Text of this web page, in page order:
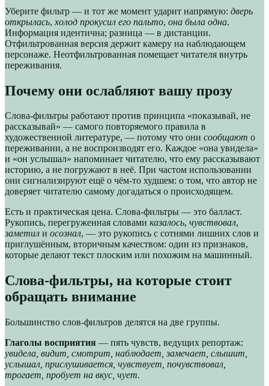
Уберите фильтр — и тот же момент ударит напрямую: дверь
открылась, холод прокусил его пальто, она была одна.
Информация идентична; разница — в дистанции.
Отфильтрованная версия держит камеру на наблюдающем
персонаже. Неотфильтрованная помещает читателя внутрь
переживания.
Почему они ослабляют вашу прозу
Слова-фильтры работают против принципа «показывай, не
рассказывай» — самого повторяемого правила в
художественной литературе, — потому что они сообщают о
переживании, а не воспроизводят его. Каждое «она увидела»
и «он услышал» напоминает читателю, что ему рассказывают
историю, а не погружают в неё. При частом использовании
они сигнализируют ещё о чём-то худшем: о том, что автор не
доверяет читателю самому догадаться о происходящем.
Есть и практическая цена. Слова-фильтры — это балласт.
Рукопись, перегруженная словами казалось, чувствовал,
заметил и осознал, — это рукопись с сотнями лишних слов и
приглушённым, вторичным качеством: один из признаков,
которые делают текст плоским или похожим на машинный.
Слова-фильтры, на которые стоит
обращать внимание
Большинство слов-фильтров делятся на две группы.
Глаголы восприятия — пять чувств, ведущих репортаж:
увидела, видит, смотрит, наблюдает, замечает, слышит,
услышал, прислушивается, чувствует, почувствовал,
трогает, пробует на вкус, чует.